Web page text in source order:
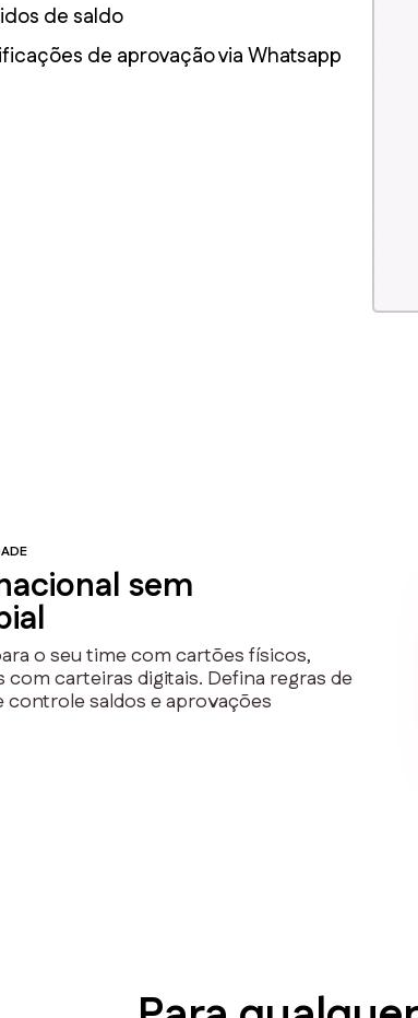
de saldo
de aprovação via Whatsapp
sem
o seu time com cartões físicos,
carteiras digitais. Defina regras de
controle saldos e aprovações